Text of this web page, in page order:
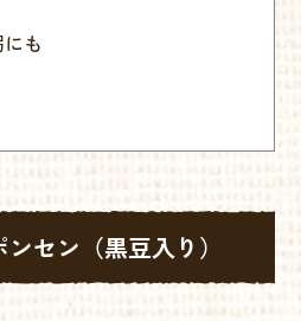
も
セン（黒豆入り）